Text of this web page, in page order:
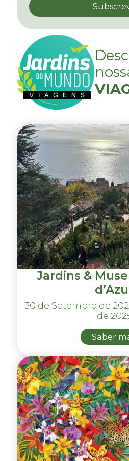
Jardins &
30 de Setembro de
de
Saber